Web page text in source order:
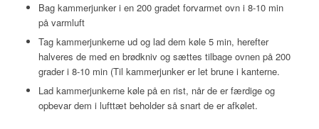
Bag kammerjunker i en 200 gradet forvarmet ovn i 8-10 min
på varmluft
Tag kammerjunkerne ud og lad dem køle 5 min, herefter
halveres de med en brødkniv og sættes tilbage ovnen på 200
grader i 8-10 min (Til kammerjunker er let brune i kanterne.
Lad kammerjunkerne køle på en rist, når de er færdige og
opbevar dem i lufttæt beholder så snart de er afkølet.